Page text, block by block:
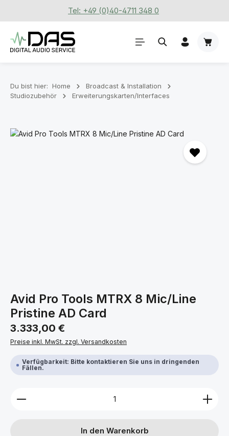
Zum Hauptinhalt springenTel: +49 (0)40-4711 348 0
Du bist hier: Home
Broadcast & Installation
Studiozubehör
Erweiterungskarten/Interfaces
Bildergalerie überspringen
Avid Pro Tools MTRX 8 Mic/Line
Pristine AD Card
Regulärer Preis:
3.333,00 €
Preise inkl. MwSt. zzgl. Versandkosten
Verfügbarkeit: Bitte kontaktieren Sie uns in dringenden
Fällen.
Produkt Anzahl: Gib den gewünschten Wert ein
In den Warenkorb